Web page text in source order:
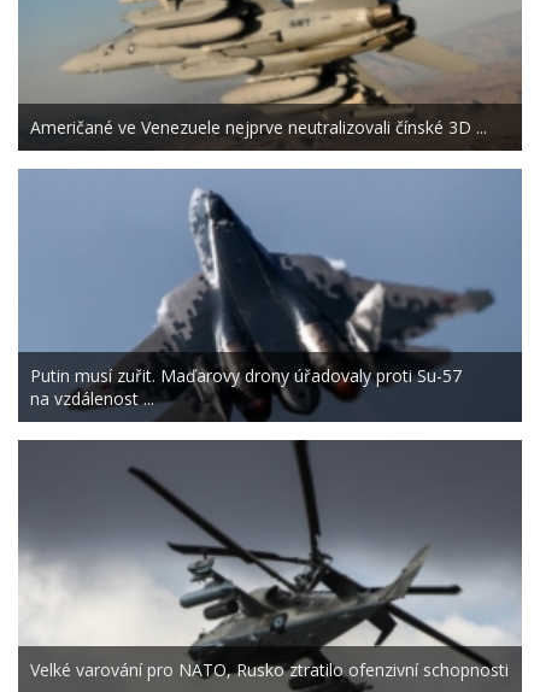
Američané ve Venezuele nejprve neutralizovali čínské 3D ...
Putin musí zuřit. Maďarovy drony úřadovaly proti Su-57
na vzdálenost ...
Velké varování pro NATO, Rusko ztratilo ofenzivní schopnosti